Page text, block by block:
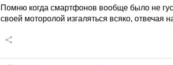
Помню когда смартфонов вообще было не
своей моторолой изгаляться всяко,